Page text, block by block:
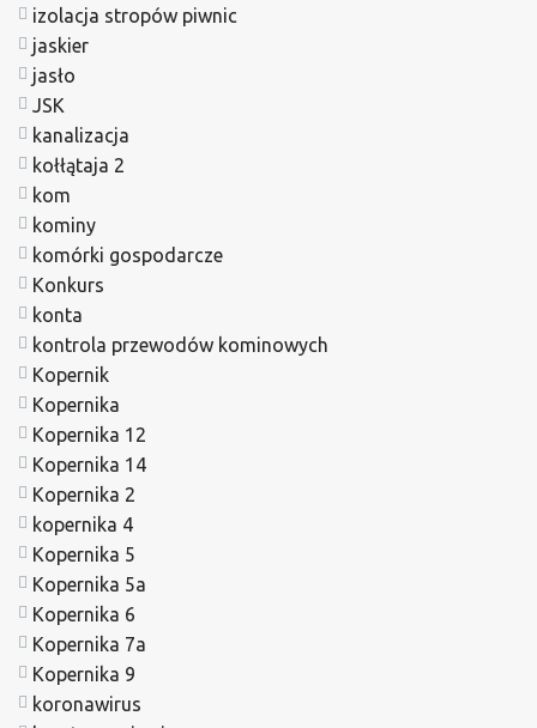
izolacja stropów piwnic
jaskier
jasło
JSK
kanalizacja
kołłątaja 2
kom
kominy
komórki gospodarcze
Konkurs
konta
kontrola przewodów kominowych
Kopernik
Kopernika
Kopernika 12
Kopernika 14
Kopernika 2
kopernika 4
Kopernika 5
Kopernika 5a
Kopernika 6
Kopernika 7a
Kopernika 9
koronawirus